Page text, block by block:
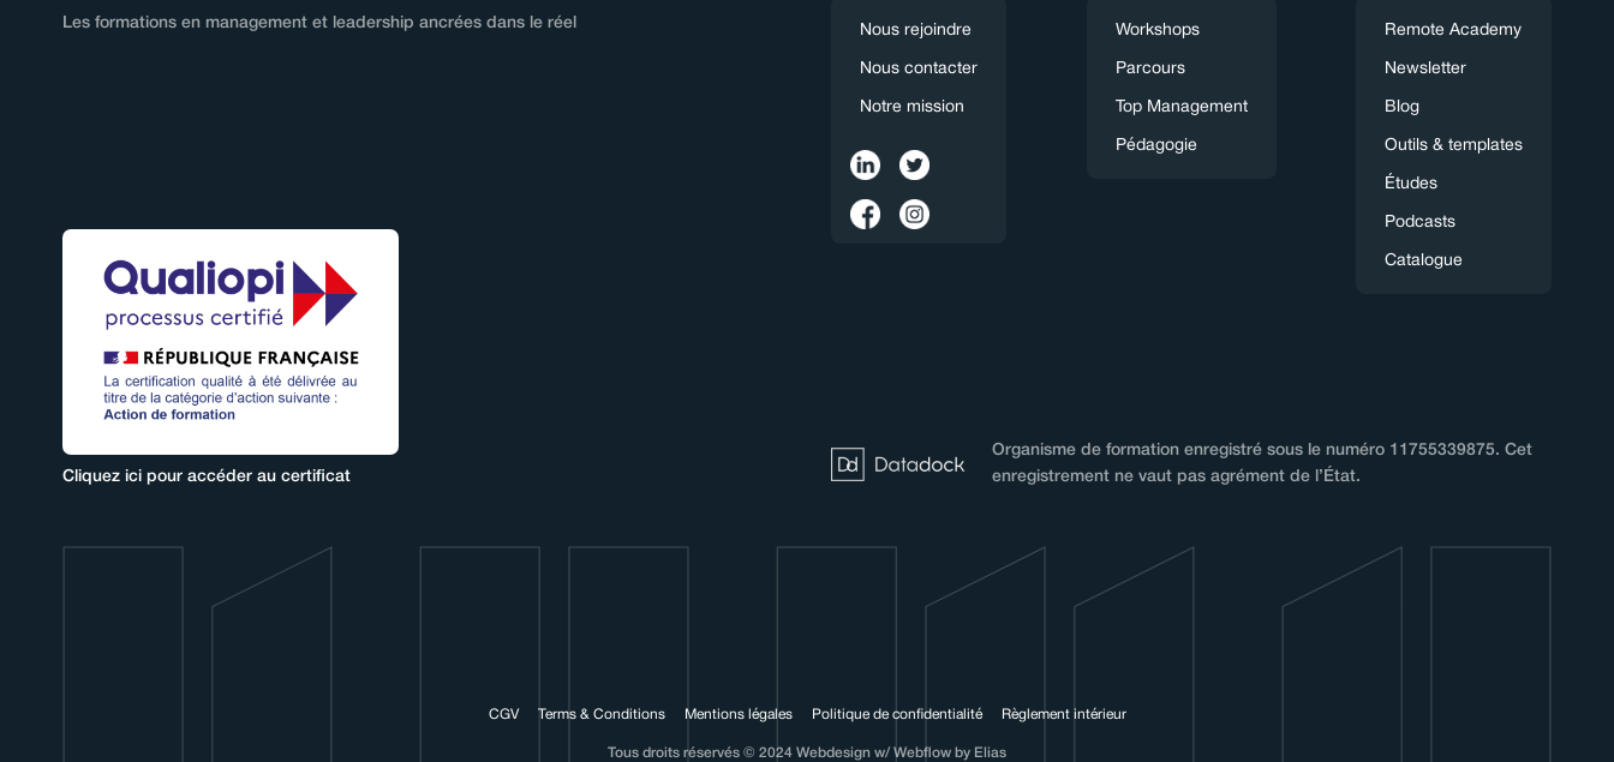
Les formations en management et leadership ancrées dans le réel
Cliquez ici pour accéder au certificat
Nous rejoindre
Nous contacter
Notre mission
Workshops
Parcours
Top Management
Pédagogie
Remote Academy
Newsletter
Blog
Outils & templates
Études
Podcasts
Catalogue
Organisme de formation enregistré sous le numéro 11755339875. Cet
enregistrement ne vaut pas agrément de l’État.
CGV Terms & Conditions Mentions légales Politique de confidentialité Règlement intérieur
Tous droits réservés © 2024 Webdesign w/ Webflow by Elias